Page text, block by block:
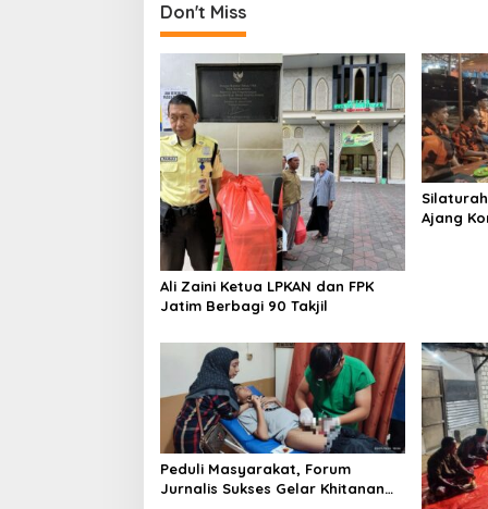
n
a
v
i
g
a
t
i
o
n
Don't Miss
Ali Zaini Ketua LPKAN dan FPK
Jatim Berbagi 90 Takjil
Ajang
Peduli Masyarakat, Forum
Jurnalis Sukses Gelar Khitanan